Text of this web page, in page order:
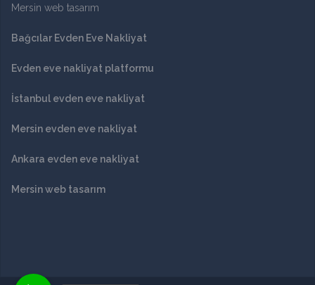
Mersin web tasarım
Bağcılar Evden Eve Nakliyat
Evden eve nakliyat platformu
İstanbul evden eve nakliyat
Mersin evden eve nakliyat
Ankara evden eve nakliyat
Mersin web tasarım